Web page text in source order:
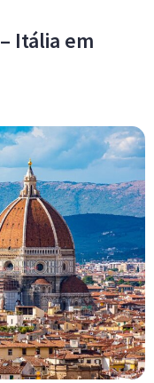
Itália em